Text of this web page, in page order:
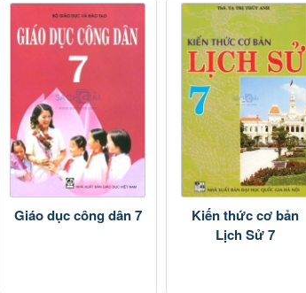
Giáo dục công dân 7
Kiến thức cơ bản
Lịch Sử 7